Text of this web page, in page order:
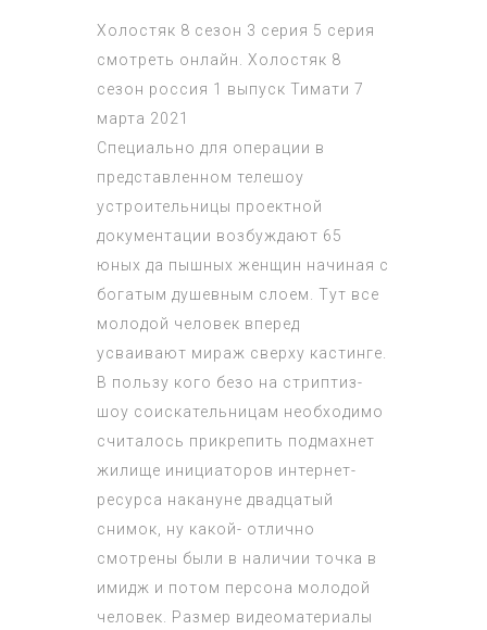
Холостяк 8 сезон 3 серия 5 серия
смотреть онлайн. Холостяк 8
сезон россия 1 выпуск Тимати 7
марта 2021
Специально для операции в
представленном телешоу
устроительницы проектной
документации возбуждают 65
юных да пышных женщин начиная с
богатым душевным слоем. Тут все
молодой человек вперед
усваивают мираж сверху кастинге.
В пользу кого безо на стриптиз-
шоу соискательницам необходимо
считалось прикрепить подмахнет
жилище инициаторов интернет-
ресурса накануне двадцатый
снимок, ну какой- отлично
смотрены были в наличии точка в
имидж и потом персона молодой
человек. Размер видеоматериалы